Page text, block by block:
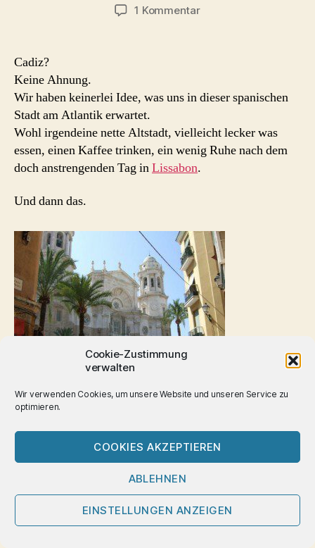
Cookie-Zustimmung
verwalten
Wir verwenden Cookies, um unsere Website und unseren Service zu
optimieren.
COOKIES AKZEPTIEREN
ABLEHNEN
EINSTELLUNGEN ANZEIGEN
1 Kommentarzu
Cadiz?
Keine Ahnung.
Wir haben keinerlei Idee, was uns in dieser spanischen
Stadt am Atlantik erwartet.
Wohl irgendeine nette Altstadt, vielleicht lecker was
essen, einen Kaffee trinken, ein wenig Ruhe nach dem
doch anstrengenden Tag inLissabon.
Und dann das.
Cadiz Kathedrale
Eine riesige Kathedrale, große Schiffe mit
beeindruckenden Licht- und Schattenspielen.
Beinahe noch beeindruckender die Krypta – eine riesige
Halle mit ganz eigentümlicher Akustik